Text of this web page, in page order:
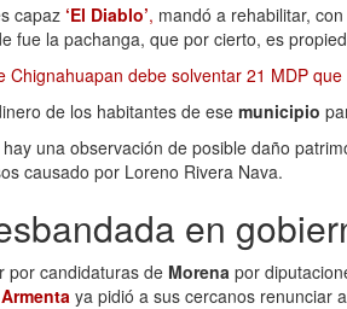
capaz ‘El Diablo’, mandó a rehabilitar, con
fue la pachanga, que por cierto, es
Chignahuapan debe solventar 21 MDP
de los habitantes de ese municipio
una observación de posible daño
causado por Loreno Rivera Nava.
en
por candidaturas de Morena por
ya pidió a sus cercanos renunciar